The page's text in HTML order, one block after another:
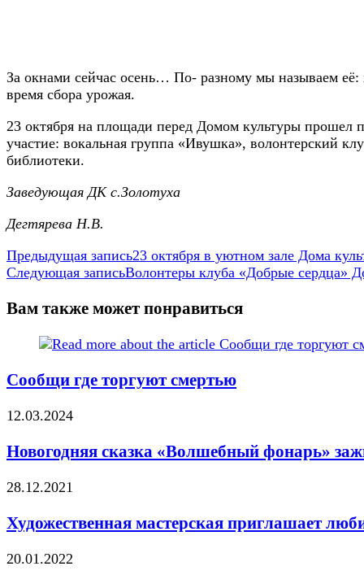
За окнами сейчас осень… По- разному мы называем
время сбора урожая.
23 октября на площади перед Домом культуры прошел
участие: вокальная группа «Ивушка», волонтерский
библиотеки.
Заведующая ДК с.Золотуха
Дегтярева Н.В.
Еще
статьи
Предыдущая запись23 октября в уютном зале Дома
Следующая записьВолонтеры клуба «Добрые сердца»
Вам также может понравиться
Сообщи где торгуют смертью
12.03.2024
Новогодняя сказка «Волшебный фонарь»
28.12.2021
Художественная мастерская приглашает
20.01.2022